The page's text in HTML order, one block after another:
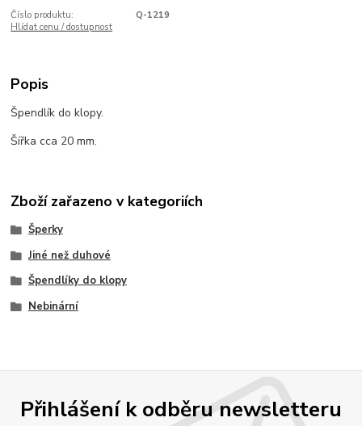
Číslo produktu:
Q-1219
Hlídat cenu / dostupnost
Popis
Špendlík do klopy.
Šířka cca 20 mm.
Zboží zařazeno v kategoriích
Šperky
Jiné než duhové
Špendlíky do klopy
Nebinární
Přihlášení k odběru newsletteru